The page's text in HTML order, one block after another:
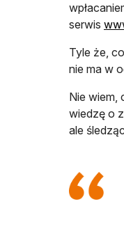
serwis
Tyle że,
nie ma w
Nie wiem,
wiedzę o
ale